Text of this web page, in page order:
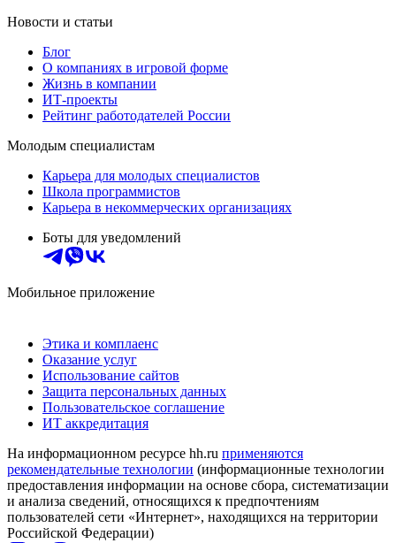
Новости и статьи
Блог
О компаниях в игровой форме
Жизнь в компании
ИТ-проекты
Рейтинг работодателей России
Молодым специалистам
Карьера для молодых специалистов
Школа программистов
Карьера в некоммерческих организациях
Боты для уведомлений
Мобильное приложение
Этика и комплаенс
Оказание услуг
Использование сайтов
Защита персональных данных
Пользовательское соглашение
ИТ аккредитация
На информационном ресурсе hh.ru применяются
рекомендательные технологии (информационные технологии
предоставления информации на основе сбора, систематизации
и анализа сведений, относящихся к предпочтениям
пользователей сети «Интернет», находящихся на территории
Российской Федерации)